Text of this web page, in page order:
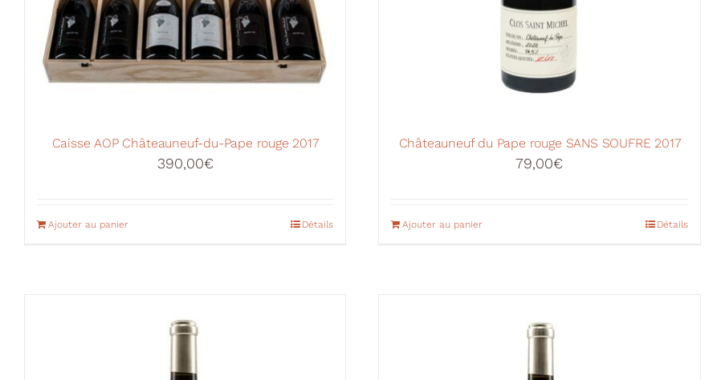
Caisse AOP Châteauneuf-du-Pape rouge 2017
390,00€
Ajouter au panier Détails
Châteauneuf du Pape rouge SANS SOUFRE 2017
79,00€
Ajouter au panier Détails